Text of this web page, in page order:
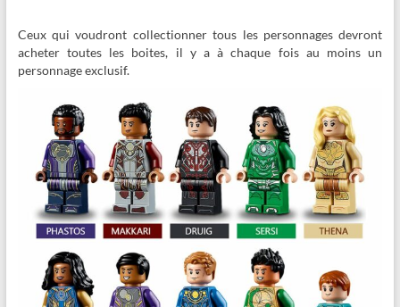
Ceux qui voudront collectionner tous les personnages devront
acheter toutes les boites, il y a à chaque fois au moins un
personnage exclusif.